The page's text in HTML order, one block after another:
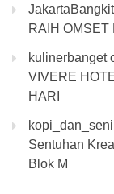
JakartaBangkit
RAIH OMSET
kulinerbanget
VIVERE
HARI
kopi_dan_seni
Sentuhan
Blok M